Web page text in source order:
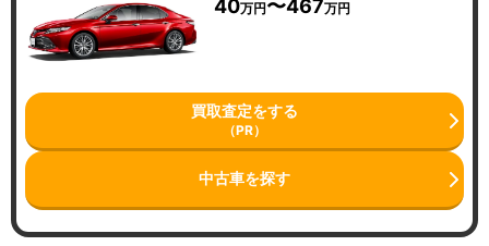
40万円〜467万円
買取査定をする
（PR）
中古車を探す